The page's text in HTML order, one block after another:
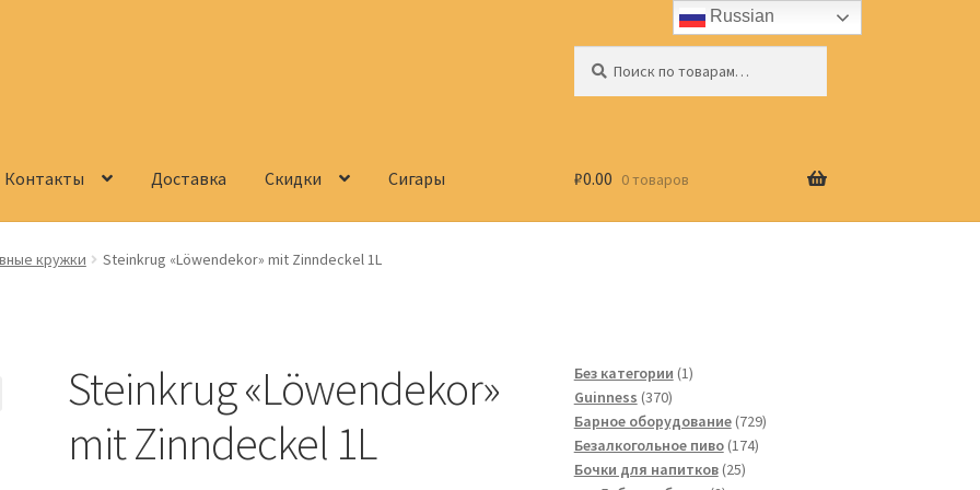
Контакты Доставка Скидки Сигары
О нас Сигары Скидки Схема проезда Услуги
₽0.00 0 товаров
кружки Steinkrug «Löwendekor» mit Zinndeckel 1L
Steinkrug «Löwendekor»
mit Zinndeckel 1L
Без категории 11
Guinness 370370
товаров
Барное оборудование 729729
Безалкогольное пиво 174174
Бочки для напитков 2525
Russian